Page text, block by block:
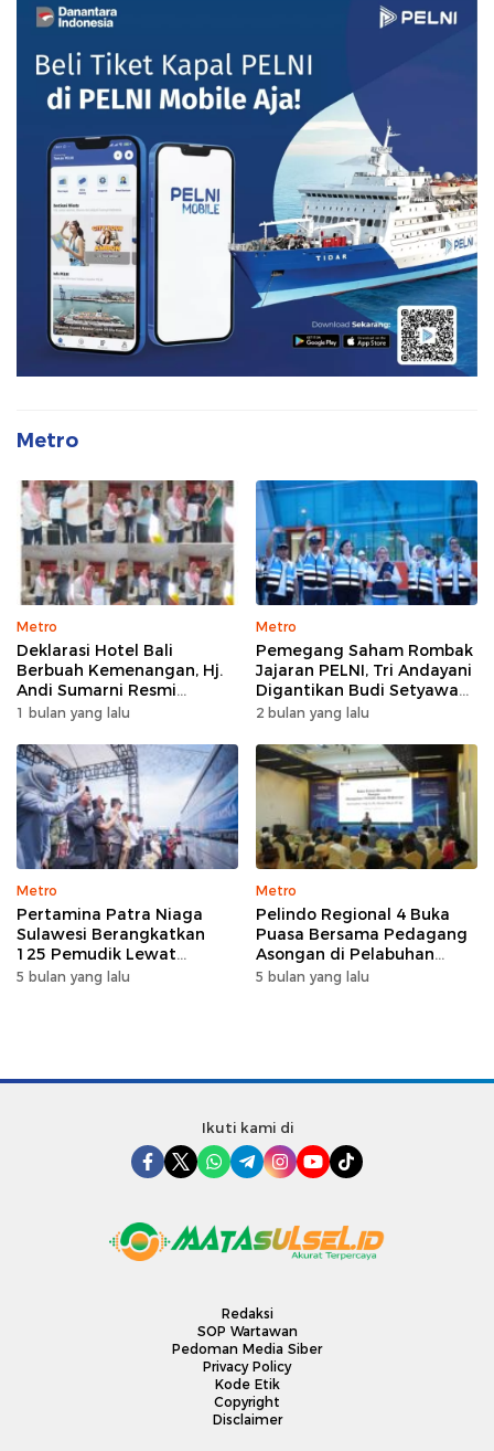
Metro
Metro
Deklarasi Hotel Bali
Berbuah Kemenangan, Hj.
Andi Sumarni Resmi
Nahkodai DPW FK PKBM
1 bulan yang lalu
Metro
Pemegang Saham Rombak
Jajaran PELNI, Tri Andayani
Digantikan Budi Setyawan
Wijaya sebagai Dirut
2 bulan yang lalu
Metro
Pertamina Patra Niaga
Sulawesi Berangkatkan
125 Pemudik Lewat
Program Mudik Gratis
5 bulan yang lalu
Metro
Pelindo Regional 4 Buka
Puasa Bersama Pedagang
Asongan di Pelabuhan
Makassar, Perkuat
5 bulan yang lalu
Ikuti kami di
Redaksi
SOP Wartawan
Pedoman Media Siber
Privacy Policy
Kode Etik
Copyright
Disclaimer